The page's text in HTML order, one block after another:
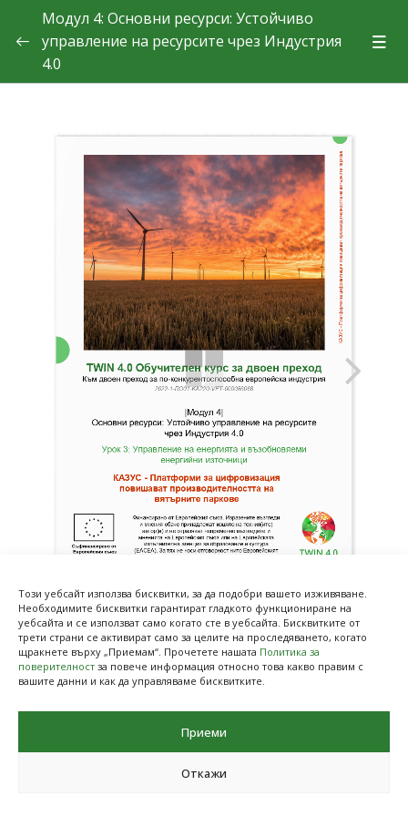
Този уебсайт използва бисквитки, за да подобри вашето изживяване.
Необходимите бисквитки гарантират гладкото функциониране на
уебсайта и се използват само когато сте в уебсайта. Бисквитките от
трети страни се активират само за целите на проследяването, когато
щракнете върху „Приемам“. Прочетете нашата Политика за
поверителност за повече информация относно това какво правим с
вашите данни и как да управляваме бисквитките.
Приеми
Откажи
Теория
Казус: Къща с ефективно използване на ресурсите,
Казус: Serendipalm
Казус: Платформи за цифровизация повишават
производителността на вятърните паркове
Казус: Avidesa Mac Pollo
Казус: SmartEye – революция в селското стопанство чрез
IoT и анализ на данни
Покажете какво сте научили
Модул 4: Основни ресурси: Устойчивo
управление на ресурсите чрез Индустрия
4.0
Предишна Следваща